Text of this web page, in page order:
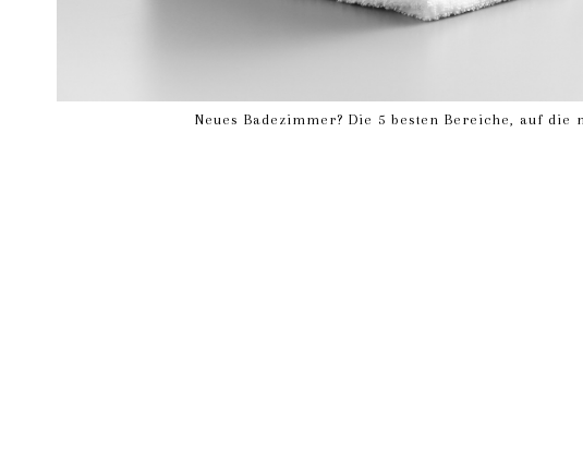
Neues Badezimmer? Die 5 besten Bereiche, auf